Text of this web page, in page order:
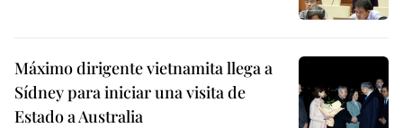
Máximo dirigente vietnamita llega a
Sídney para iniciar una visita de
Estado a Australia